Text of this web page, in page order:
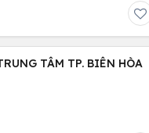
TÂM TP. BIÊN HÒA